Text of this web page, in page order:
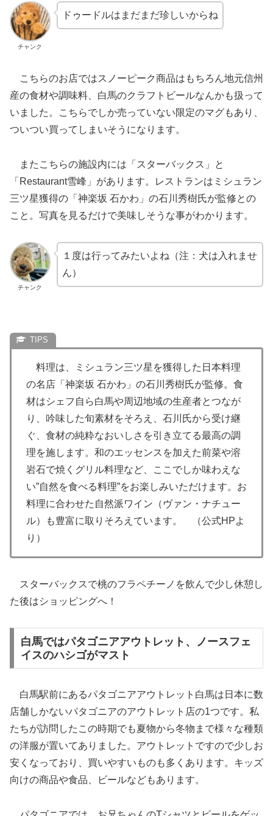
チャンク
ドゥードルはまだまだ珍しいからね
こちらのお店ではスノーピーク商品はもちろん地元信州
産の食材や調味料、白馬のクラフトビールなんかも扱って
いました。こちらでしか売っていない限定のマグもあり、
ついつい買ってしまいそうになります。
またこちらの施設内には「スターバックス」と
「Restaurant雪峰」があります。レストランはミシュラン
三ツ星獲得の「神楽坂 石かわ」の石川秀樹氏が監修との
こと。写真を見るだけで美味しそうな事がわかります。
チャンク
１度は行ってみたいよね（注：犬は入れませ
ん）
料理は、ミシュラン三ツ星を獲得した日本料理
の名店「神楽坂 石かわ」の石川秀樹氏が監修。食
材はシェフ自ら白馬や周辺地域の生産者とつなが
り、吟味した旬素材をそろえ、石川氏から受け継
ぐ、食材の純粋なおいしさを引き立てる最高の調
理を施します。和のエッセンスを加えた前菜や溶
岩石で焼くグリル料理など、ここでしか味わえな
い”自然を食べる料理”をお楽しみいただけます。お
料理に合わせた自然派ワイン（ヴァン・ナチュー
ル）も豊富に取りそろえています。 （公式HPよ
り）
スターバックスで桃のフラペチーノを飲んで少し休憩し
た後はショッピングへ！
白馬ではパタゴニアアウトレット、ノースフェ
イスのハシゴがマスト
白馬駅前にあるパタゴニアアウトレット白馬は日本に数
店舗しかないパタゴニアのアウトレット店の1つです。私
たちが訪問したこの時期でも夏物から冬物まで様々な種類
の洋服が置いてありました。アウトレットですので少しお
安くなっており、買いやすいものも多くあります。キッズ
向けの商品や食品、ビールなどもあります。